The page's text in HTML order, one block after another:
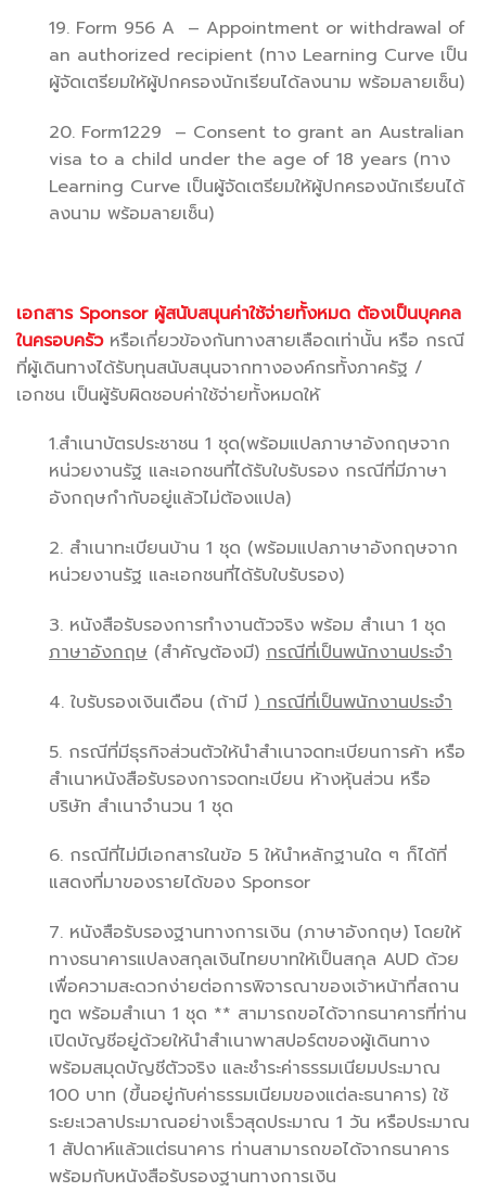
19. Form 956 A – Appointment or withdrawal of
an authorized recipient (ทาง Learning Curve เป็น
ผู้จัดเตรียมให้ผู้ปกครองนักเรียนได้ลงนาม พร้อมลายเซ็น)
20. Form1229 – Consent to grant an Australian
visa to a child under the age of 18 years (ทาง
Learning Curve เป็นผู้จัดเตรียมให้ผู้ปกครองนักเรียนได้
ลงนาม พร้อมลายเซ็น)
เอกสาร Sponsor ผู้สนับสนุนค่าใช้จ่ายทั้งหมด ต้องเป็นบุคคล
ในครอบครัวหรือเกี่ยวข้องกันทางสายเลือดเท่านั้น หรือ กรณี
ที่ผู้เดินทางได้รับทุนสนับสนุนจากทางองค์กรทั้งภาครัฐ /
เอกชน เป็นผู้รับผิดชอบค่าใช้จ่ายทั้งหมดให้
1.สำเนาบัตรประชาชน 1 ชุด(พร้อมแปลภาษาอังกฤษจาก
หน่วยงานรัฐ และเอกชนที่ได้รับใบรับรอง กรณีที่มีภาษา
อังกฤษกำกับอยู่แล้วไม่ต้องแปล)
2. สำเนาทะเบียนบ้าน 1 ชุด (พร้อมแปลภาษาอังกฤษจาก
หน่วยงานรัฐ และเอกชนที่ได้รับใบรับรอง)
3. หนังสือรับรองการทำงานตัวจริง พร้อม สำเนา 1 ชุด
ภาษาอังกฤษ (สำคัญต้องมี) กรณีที่เป็นพนักงานประจำ
4. ใบรับรองเงินเดือน (ถ้ามี )กรณีที่เป็นพนักงานประจำ
5. กรณีที่มีธุรกิจส่วนตัวให้นำสำเนาจดทะเบียนการค้า หรือ
สำเนาหนังสือรับรองการจดทะเบียน ห้างหุ้นส่วน หรือ
บริษัท สำเนาจำนวน 1 ชุด
6. กรณีที่ไม่มีเอกสารในข้อ 5 ให้นำหลักฐานใด ๆ ก็ได้ที่
แสดงที่มาของรายได้ของ Sponsor
7. หนังสือรับรองฐานทางการเงิน (ภาษาอังกฤษ) โดยให้
ทางธนาคารแปลงสกุลเงินไทยบาทให้เป็นสกุล AUD ด้วย
เพื่อความสะดวกง่ายต่อการพิจารณาของเจ้าหน้าที่สถาน
ทูต พร้อมสำเนา 1 ชุด ** สามารถขอได้จากธนาคารที่ท่าน
เปิดบัญชีอยู่ด้วยให้นำสำเนาพาสปอร์ตของผู้เดินทาง
พร้อมสมุดบัญชีตัวจริง และชำระค่าธรรมเนียมประมาณ
100 บาท (ขึ้นอยู่กับค่าธรรมเนียมของแต่ละธนาคาร) ใช้
ระยะเวลาประมาณอย่างเร็วสุดประมาณ 1 วัน หรือประมาณ
1 สัปดาห์แล้วแต่ธนาคาร ท่านสามารถขอได้จากธนาคาร
พร้อมกับหนังสือรับรองฐานทางการเงิน